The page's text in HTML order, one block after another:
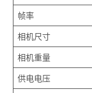
帧率
相机尺寸
相机重量
供电电压